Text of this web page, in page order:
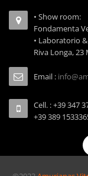
• Show room:
Fondamenta
• Laboratorio
Riva Longa,
Email :
Cell. : +39 347
+39 389